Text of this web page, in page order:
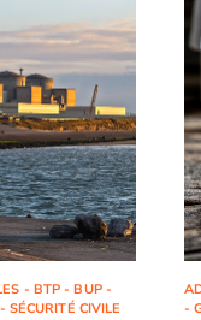
- BTP - BUP -
SÉCURITÉ CIVILE
-